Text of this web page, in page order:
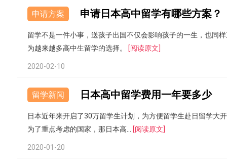
申请方案 申请日本高中留学有哪些方案？
留学不是一件小事，送孩子出国不仅会影响孩子的一生，也同
为越来越多高中生留学的选择。
[阅读原文]
2020-02-10
留学新闻 日本高中留学费用一年要多少
日本近年来开启了30万留学生计划，为方便留学生赴日留学大
为了重点考虑的国家，那日本高...
[阅读原文]
2020-01-20